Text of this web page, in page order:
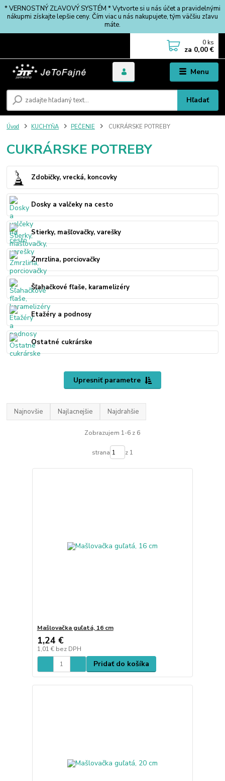
* VERNOSTNÝ ZĽAVOVÝ SYSTÉM * Vytvorte si u nás účet a pravidelnými
nákupmi získajte lepšie ceny. Čím viac u nás nakupujete, tým väčšiu zľavu
máte.
Menu
Hľadať
0 ks
za 0,00 €
Úvod KUCHYŇA PEČENIE CUKRÁRSKE POTREBY
CUKRÁRSKE POTREBY
Zdobičky, vrecká, koncovky
Dosky a valčeky na cesto
Stierky, mašľovačky, varešky
Zmrzlina, porciovačky
Šľahačkové fľaše, karamelizéry
Etažéry a podnosy
Ostatné cukrárske
Upresniť parametre
Najnovšie Najlacnejšie Najdrahšie
Zobrazujem 1-6 z 6
strana z 1
Mašlovačka guľatá, 16 cm
1,24 €
1,01 € bez DPH
Pridať do košíka